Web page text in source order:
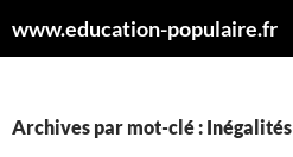
auwww.education-populaire.fr
Archives par mot-clé : Inégalités